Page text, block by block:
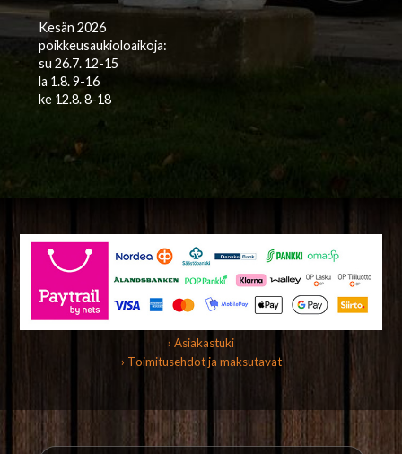
Kesän 2026
poikkeusaukioloaikoja:
su 26.7. 12-15
la 1.8. 9-16
ke 12.8. 8-18
› Asiakastuki
› Toimitusehdot ja maksutavat